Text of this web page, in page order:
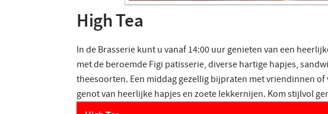
High Tea
In de Brasserie kunt u vanaf 14:00 uur genieten van een
met de beroemde Figi patisserie, diverse hartige hapjes,
theesoorten. Een middag gezellig bijpraten met vriendinnen
genot van heerlijke hapjes en zoete lekkernijen. Kom stijlvol